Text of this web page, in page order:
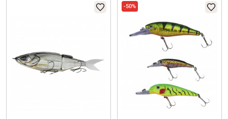
-50%